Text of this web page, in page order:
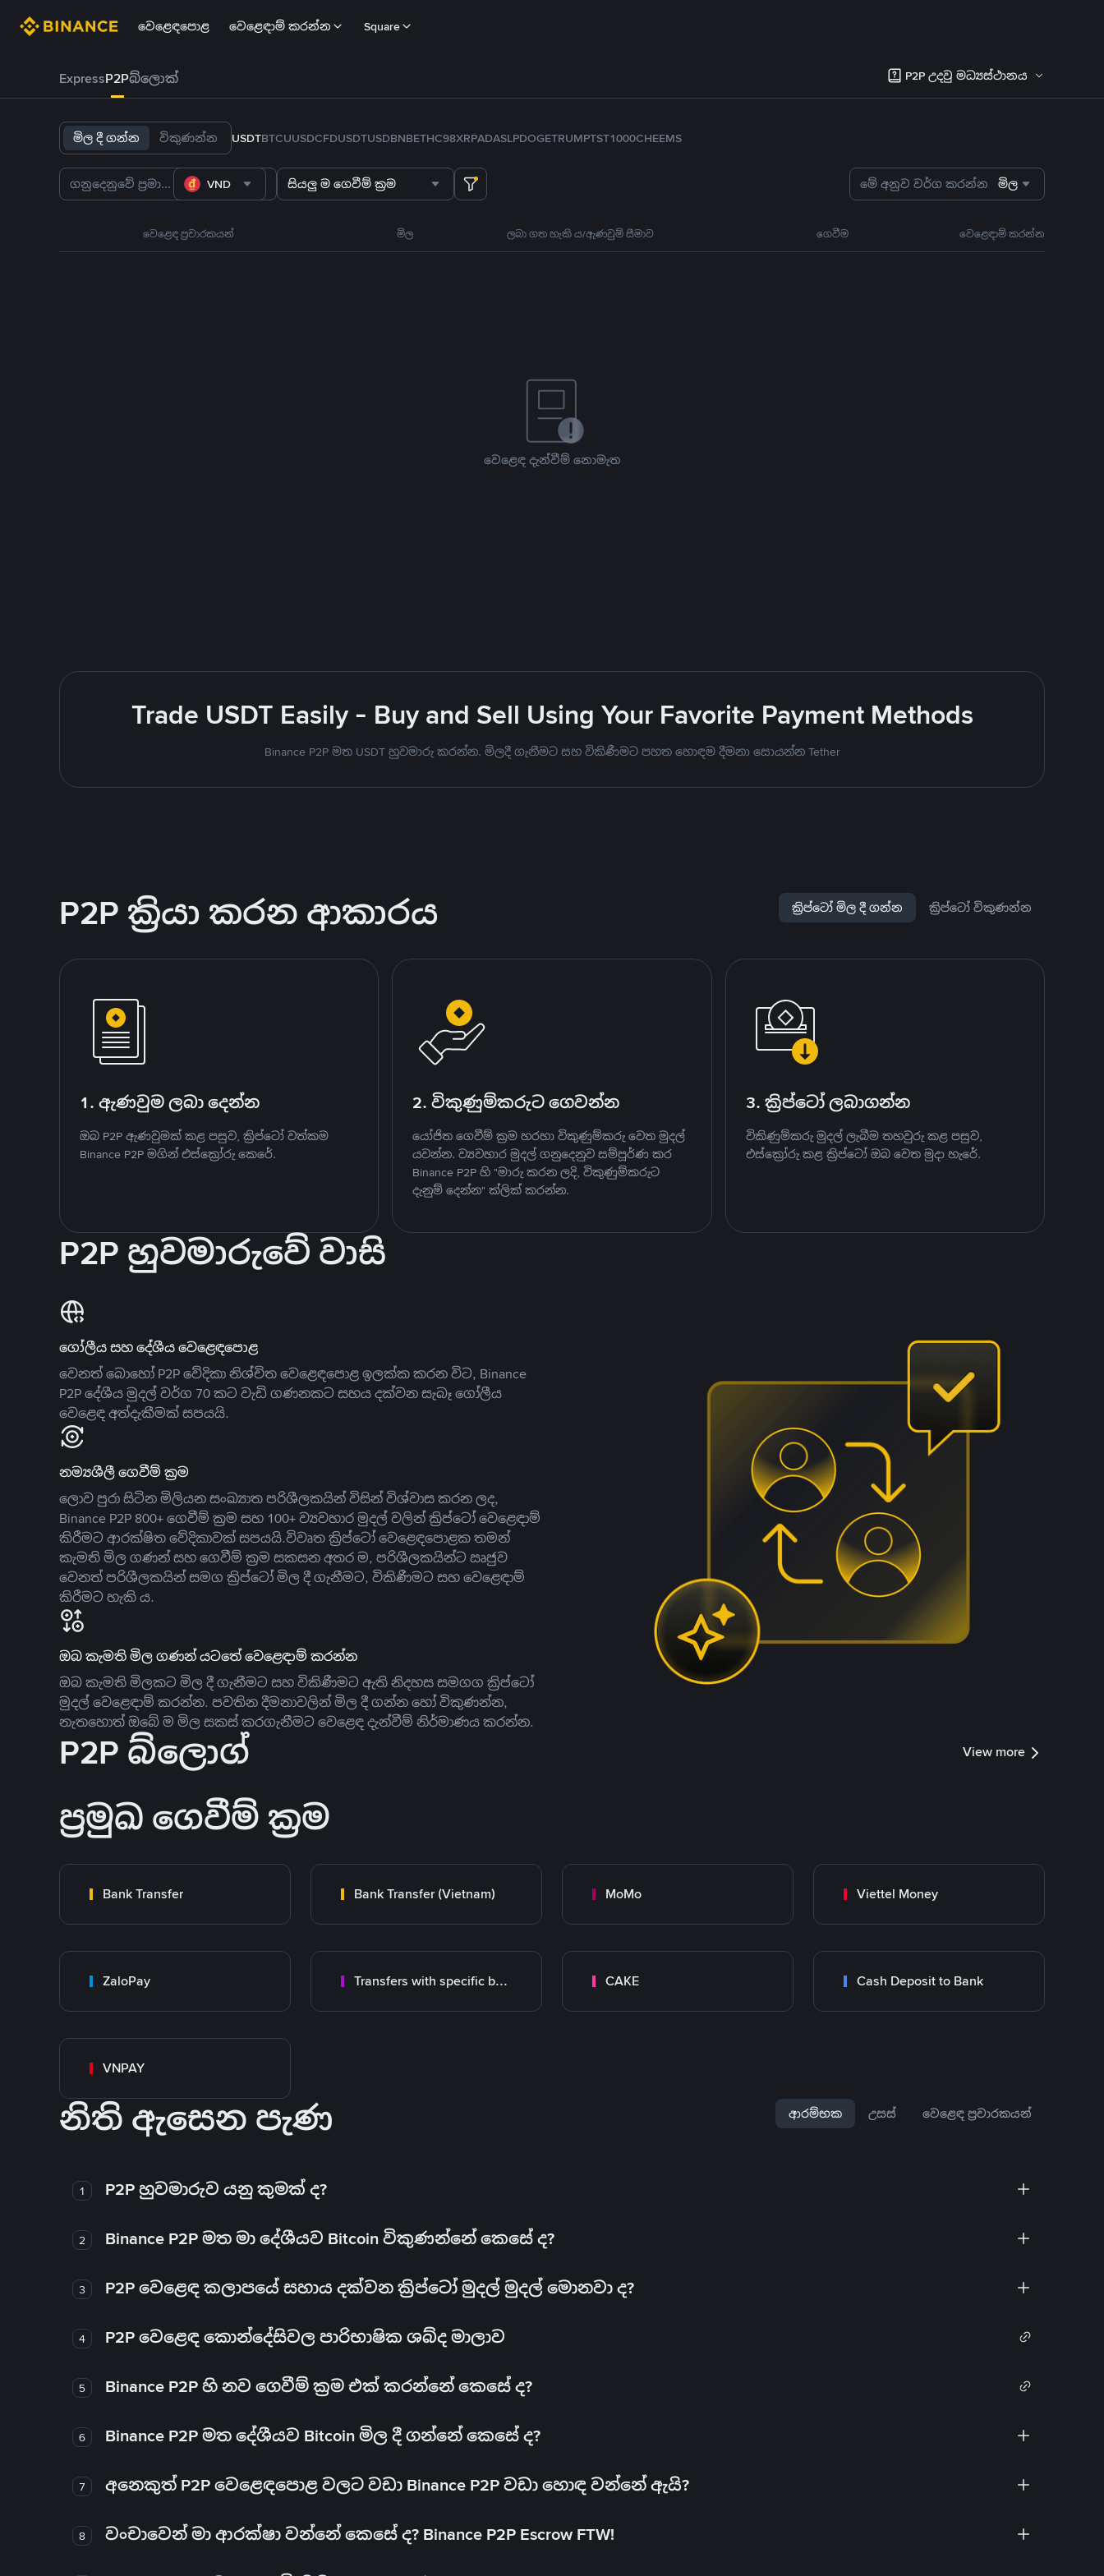
වෙළෙඳපොළ වෙළෙඳාම් කරන්න Square
ExpressP2Pබ්ලොක් P2P උදවු මධ්‍යස්ථානය
මිල දී ගන්න විකුණන්න USDTBTCUUSDCFDUSDTUSDBNBETHC98XRPADASLPDOGETRUMPTST1000CHEEMS
VND සියලු ම ගෙවීම් ක්‍රම මේ අනුව වර්ග කරන්න මිල
වෙළෙඳ ප්‍රචාරකයන් මිල ලබා ගත හැකි ය/ඇණවුම් සීමාව ගෙවීම වෙළෙඳාම් කරන්න
වෙළෙඳ දැන්වීම් නොමැත
Trade USDT Easily - Buy and Sell Using Your Favorite Payment Methods
Binance P2P මත USDT හුවමාරු කරන්න. මිලදී ගැනීමට සහ විකිණීමට පහත හොඳම දීමනා සොයන්න Tether
P2P ක්‍රියා කරන ආකාරය ක්‍රිප්ටෝ මිල දී ගන්න ක්‍රිප්ටෝ විකුණන්න
1. ඇණවුම ලබා දෙන්න
ඔබ P2P ඇණවුමක් කළ පසුව, ක්‍රිප්ටෝ වත්කම
Binance P2P මගින් එස්ක්‍රෝරු කෙරේ.
2. විකුණුම්කරුට ගෙවන්න
යෝජිත ගෙවීම් ක්‍රම හරහා විකුණුම්කරු වෙත මුදල්
යවන්න. ව්‍යවහාර මුදල් ගනුදෙනුව සම්පූර්ණ කර
Binance P2P හි "මාරු කරන ලදි, විකුණුම්කරුට
දැනුම් දෙන්න" ක්ලික් කරන්න.
3. ක්‍රිප්ටෝ ලබාගන්න
විකිණුම්කරු මුදල් ලැබීම තහවුරු කළ පසුව,
එස්ක්‍රෝරු කළ ක්‍රිප්ටෝ ඔබ වෙත මුදා හැරේ.
P2P හුවමාරුවේ වාසි
ගෝලීය සහ දේශීය වෙළෙඳපොළ
වෙනත් බොහෝ P2P වේදිකා නිශ්චිත වෙළෙඳපොළ ඉලක්ක කරන විට, Binance
P2P දේශීය මුදල් වර්ග 70 කට වැඩි ගණනකට සහය දක්වන සැබෑ ගෝලීය
වෙළෙඳ අත්දැකීමක් සපයයි.
නම්‍යශීලී ගෙවීම් ක්‍රම
ලොව පුරා සිටින මිලියන සංඛ්‍යාත පරිශීලකයින් විසින් විශ්වාස කරන ලද,
Binance P2P 800+ ගෙවීම් ක්‍රම සහ 100+ ව්‍යවහාර මුදල් වලින් ක්‍රිප්ටෝ වෙළෙඳාම්
කිරීමට ආරක්ෂිත වේදිකාවක් සපයයි.විවෘත ක්‍රිප්ටෝ වෙළෙඳපොළක තමන්
කැමති මිල ගණන් සහ ගෙවීම් ක්‍රම සකසන අතර ම, පරිශීලකයින්ට ඍජුව
වෙනත් පරිශීලකයින් සමග ක්‍රිප්ටෝ මිල දී ගැනීමට, විකිණීමට සහ වෙළෙඳාම්
කිරීමට හැකි ය.
ඔබ කැමති මිල ගණන් යටතේ වෙළෙඳාම් කරන්න
ඔබ කැමති මිලකට මිල දී ගැනීමට සහ විකිණීමට ඇති නිදහස සමගග ක්‍රිප්ටෝ
මුදල් වෙළෙඳාම් කරන්න. පවතින දීමනාවලින් මිල දී ගන්න හෝ විකුණන්න,
නැතහොත් ඔබේ ම මිල සකස් කරගැනීමට වෙළෙඳ දැන්වීම් නිර්මාණය කරන්න.
P2P බ්ලොග් View more
ප්‍රමුඛ ගෙවීම් ක්‍රම
Bank Transfer Bank Transfer (Vietnam) MoMo Viettel Money
ZaloPay Transfers with specific bank CAKE Cash Deposit to Bank
VNPAY
නිති ඇසෙන පැණ ආරම්භක උසස් වෙළෙඳ ප්‍රචාරකයන්
1 P2P හුවමාරුව යනු කුමක් ද?
2 Binance P2P මත මා දේශීයව Bitcoin විකුණන්නේ කෙසේ ද?
3 P2P වෙළෙඳ කලාපයේ සහාය දක්වන ක්‍රිප්ටෝ මුදල් මුදල් මොනවා ද?
4 P2P වෙළෙඳ කොන්දේසිවල පාරිභාෂික ශබ්ද මාලාව
5 Binance P2P හි නව ගෙවීම් ක්‍රම එක් කරන්නේ කෙසේ ද?
6 Binance P2P මත දේශීයව Bitcoin මිල දී ගන්නේ කෙසේ ද?
7 අනෙකුත් P2P වෙළෙඳපොළ වලට වඩා Binance P2P වඩා හොඳ වන්නේ ඇයි?
8 වංචාවෙන් මා ආරක්ෂා වන්නේ කෙසේ ද? Binance P2P Escrow FTW!